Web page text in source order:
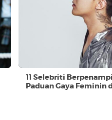
11 Selebriti
Paduan Gaya Feminin